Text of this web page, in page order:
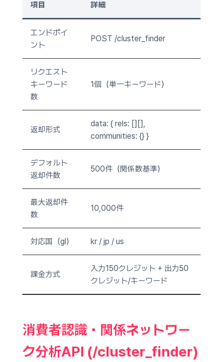
項目 詳細
エンドポイ
ント
POST /cluster_finder
リクエスト
キーワード
数
1個（単一キーワード）
返却形式
data: { rels: [][],
communities: {} }
デフォルト
返却件数
500件（関係数基準）
最大返却件
数
10,000件
対応国（gl） kr / jp / us
課金方式
入力150クレジット + 出力50
クレジット/キーワード
消費者認識・関係ネットワー
ク分析API (/cluster_finder)